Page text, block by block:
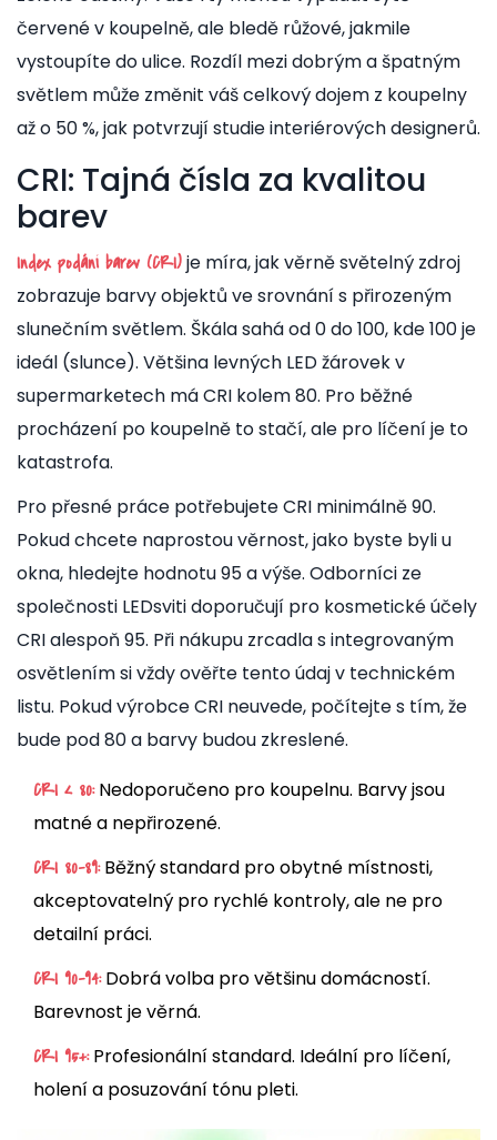
červené v koupelně, ale bledě růžové, jakmile
vystoupíte do ulice. Rozdíl mezi dobrým a špatným
světlem může změnit váš celkový dojem z koupelny
až o 50 %, jak potvrzují studie interiérových designerů.
CRI: Tajná čísla za kvalitou
barev
Index podání barev (CRI)je míra, jak věrně světelný zdroj
zobrazuje barvy objektů ve srovnání s přirozeným
slunečním světlem. Škála sahá od 0 do 100, kde 100 je
ideál (slunce). Většina levných LED žárovek v
supermarketech má CRI kolem 80. Pro běžné
procházení po koupelně to stačí, ale pro líčení je to
katastrofa.
Pro přesné práce potřebujete CRI minimálně 90.
Pokud chcete naprostou věrnost, jako byste byli u
okna, hledejte hodnotu 95 a výše. Odborníci ze
společnosti LEDsviti doporučují pro kosmetické účely
CRI alespoň 95. Při nákupu zrcadla s integrovaným
osvětlením si vždy ověřte tento údaj v technickém
listu. Pokud výrobce CRI neuvede, počítejte s tím, že
bude pod 80 a barvy budou zkreslené.
CRI < 80:Nedoporučeno pro koupelnu. Barvy jsou
matné a nepřirozené.
CRI 80-89:Běžný standard pro obytné místnosti,
akceptovatelný pro rychlé kontroly, ale ne pro
detailní práci.
CRI 90-94:Dobrá volba pro většinu domácností.
Barevnost je věrná.
CRI 95+:Profesionální standard. Ideální pro líčení,
holení a posuzování tónu pleti.